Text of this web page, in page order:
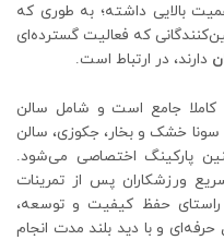
بالایی داشته؛ به‌ طوری که
که فعالیت گسترده‌ای
دارند، در ارتباط است.
جامع است و شامل سالن
خشک و بخار، جکوزی، سالن
پارکینگ اختصاصی می‌شود.
ورزشکاران پس از تمرینات
حفظ کیفیت و توسعه،
و با دید بلند مدت انجام